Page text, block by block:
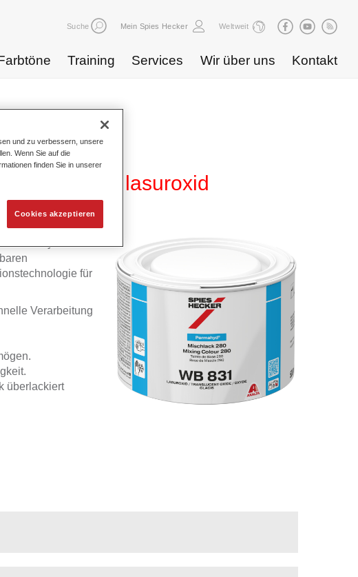
Suche Mein Spies Hecker Weltweit
Training Services Wir über uns Kontakt
280 WB 831 lasuroxid
für
Verarbeitung
überlackiert
und zu verbessern, unsere
Wenn Sie auf die
finden Sie in unserer
Cookies akzeptieren